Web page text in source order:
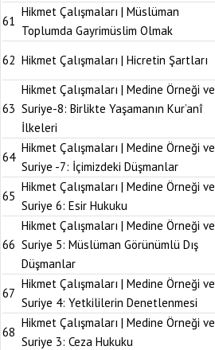
61
Hikmet Çalışmaları | Müslüman
Toplumda Gayrimüslim Olmak
62 Hikmet Çalışmaları | Hicretin Şartları
63
Hikmet Çalışmaları | Medine Örneği ve
Suriye-8: Birlikte Yaşamanın Kur’anî
İlkeleri
64
Hikmet Çalışmaları | Medine Örneği ve
Suriye -7: İçimizdeki Düşmanlar
65
Hikmet Çalışmaları | Medine Örneği ve
Suriye 6: Esir Hukuku
66
Hikmet Çalışmaları | Medine Örneği ve
Suriye 5: Müslüman Görünümlü Dış
Düşmanlar
67
Hikmet Çalışmaları | Medine Örneği ve
Suriye 4: Yetkililerin Denetlenmesi
68
Hikmet Çalışmaları | Medine Örneği ve
Suriye 3: Ceza Hukuku